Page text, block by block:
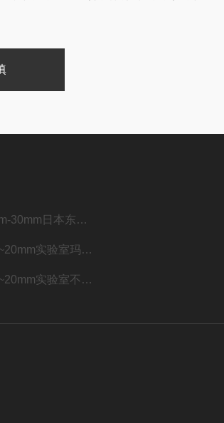
0.1mm-30mm日本东曹氧化锆介质
1mm~20mm实验室玛瑙研磨球
1mm~20mm实验室不锈钢研磨球